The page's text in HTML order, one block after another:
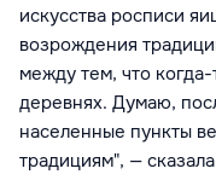
искусства росписи
возрождения
между тем, что
деревнях. Думаю,
населенные пункты
традициям", —